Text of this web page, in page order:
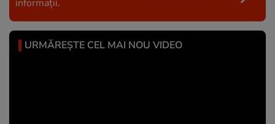
informații.
URMĂREȘTE CEL MAI NOU VIDEO